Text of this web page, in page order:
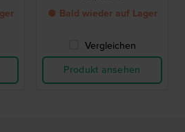
● Bald wieder auf Lager
Vergleichen
Produkt ansehen